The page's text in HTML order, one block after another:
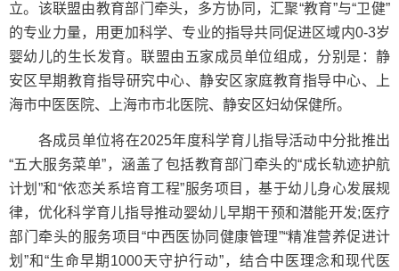
立。该联盟由教育部门牵头，多方协同，汇聚“教育”与“卫健”
的专业力量，用更加科学、专业的指导共同促进区域内0-3岁
婴幼儿的生长发育。联盟由五家成员单位组成，分别是：静
安区早期教育指导研究中心、静安区家庭教育指导中心、上
海市中医医院、上海市市北医院、静安区妇幼保健所。
各成员单位将在2025年度科学育儿指导活动中分批推出
“五大服务菜单”，涵盖了包括教育部门牵头的“成长轨迹护航
计划”和“依恋关系培育工程”服务项目，基于幼儿身心发展规
律，优化科学育儿指导推动婴幼儿早期干预和潜能开发;医疗
部门牵头的服务项目“中西医协同健康管理”“精准营养促进计
划”和“生命早期1000天守护行动”，结合中医理念和现代医